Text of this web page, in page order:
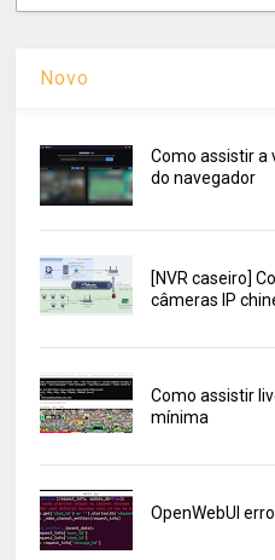
Novo
Como assistir a
do navegador
[NVR caseiro]
câmeras IP
Como assistir
mínima
OpenWebUI